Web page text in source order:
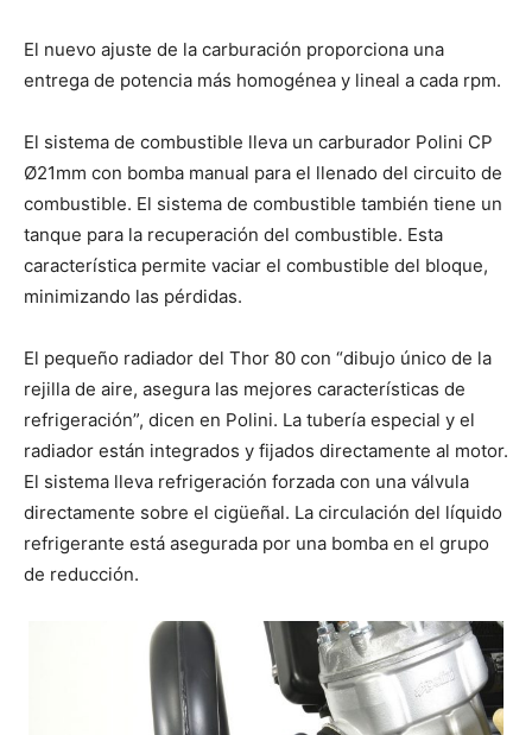
El nuevo ajuste de la carburación proporciona una
entrega de potencia más homogénea y lineal a cada rpm.
El sistema de combustible lleva un carburador Polini CP
Ø21mm con bomba manual para el llenado del circuito de
combustible. El sistema de combustible también tiene un
tanque para la recuperación del combustible. Esta
característica permite vaciar el combustible del bloque,
minimizando las pérdidas.
El pequeño radiador del Thor 80 con “dibujo único de la
rejilla de aire, asegura las mejores características de
refrigeración”, dicen en Polini. La tubería especial y el
radiador están integrados y fijados directamente al motor.
El sistema lleva refrigeración forzada con una válvula
directamente sobre el cigüeñal. La circulación del líquido
refrigerante está asegurada por una bomba en el grupo
de reducción.